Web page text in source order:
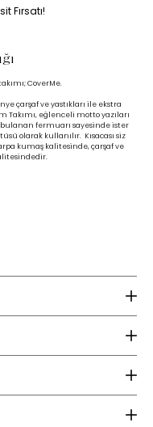
Fırsatı!
CoverMe.
çarşaf ve yastıkları ile ekstra
Takımı, eğlenceli motto yazıları
fermuarı sayesinde ister
olarak kullanılır. Kısacası siz
kumaş kalitesinde, çarşaf ve
tavsiye edilir
tavsiye edilir